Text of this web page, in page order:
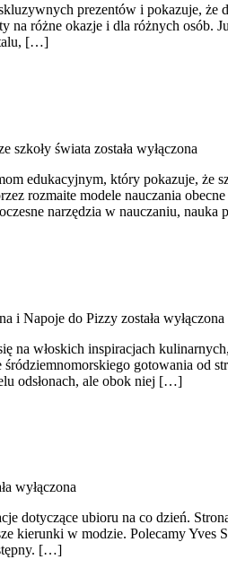
prezentów i pokazuje,
na różne okazje i dla różnych
[…]
szkoły świata została wyłączona
edukacyjnym, który pokazuje,
rozmaite modele nauczania
narzędzia w nauczaniu, nauka
i Napoje do Pizzy została wyłączona
włoskich inspiracjach
gotowania od
odsłonach, ale obok niej […]
wyłączona
dotyczące ubioru na co dzień.
kierunki w modzie. Polecamy
[…]